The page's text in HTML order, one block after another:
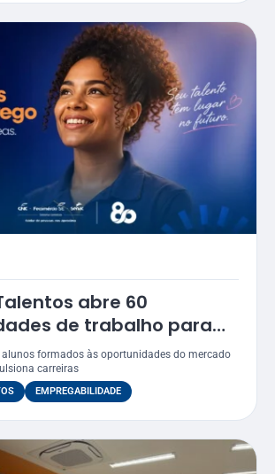
abre 60
de trabalho para
Senac
alunos formados às oportunidades do mercado
carreiras
EMPREGABILIDADE